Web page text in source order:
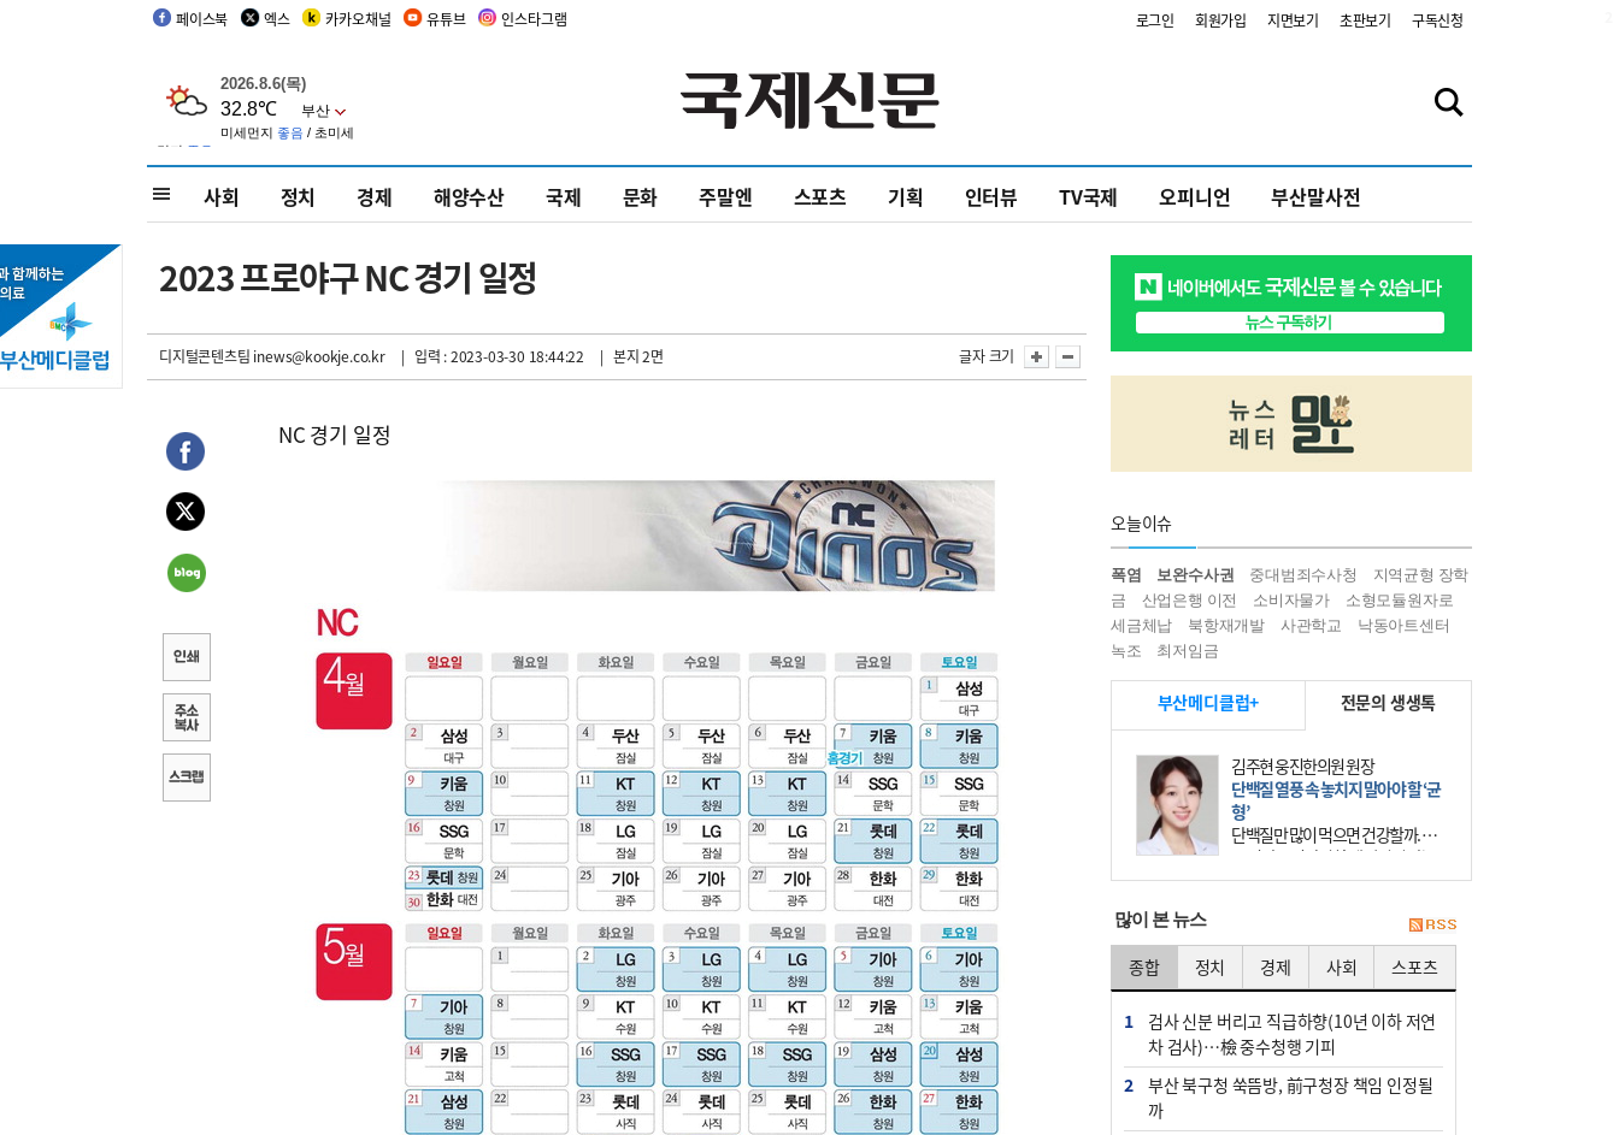
페이스북 엑스 카카오채널 유튜브 인스타그램 로그인 회원가입 지면보기 초판보기 구독신청
사회 정치 경제 해양수산 국제 문화 주말엔 스포츠 기획 인터뷰 TV국제 오피니언 부산말사전
2023 프로야구 NC 경기 일정
디지털콘텐츠팀 inews@kookje.co.kr | 입력 : 2023-03-30 18:44:22 | 본지 2면 글자 크기
NC 경기 일정
오늘이슈
폭염 보완수사권 중대범죄수사청
지역균형 장학
금
산업은행 이전 소비자물가
소형모듈원자로
세금체납
북항재개발 사관학교
낙동아트센터
녹조
최저임금
부산메디클럽+ 전문의 생생톡
김주현 웅진한의원 원장
단백질 열풍 속 놓치지 말아야 할 ‘균
형’
단백질만 많이 먹으면 건강할까. 요
즘 건강을 이야기할 때 빠지지 않는
키워드가 단백질이다. 헬스장을 다니
많이 본 뉴스
종합 정치 경제 사회 스포츠
1
검사 신분 버리고 직급하향(10년 이하 저연
차 검사)…檢 중수청행 기피
2
부산 북구청 쑥뜸방, 前구청장 책임 인정될
까